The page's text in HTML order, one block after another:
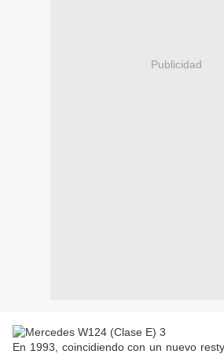
Publicidad
En 1993, coincidiendo con un nuevo